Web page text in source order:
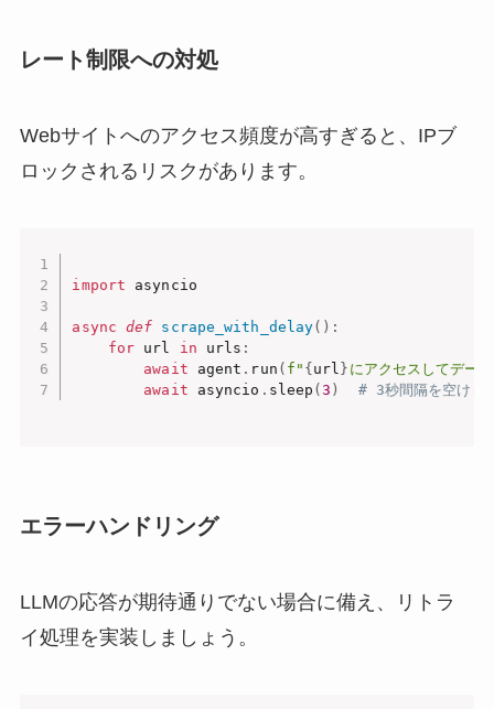
レート制限への対処
Webサイトへのアクセス頻度が高すぎると、IPブ
ロックされるリスクがあります。
import asyncio
async def scrape_with_delay( ) :
for url in urls :
await agent . run ( f" { url } にアクセスしてデー
await asyncio . sleep (3 ) # 3秒間隔を空ける
エラーハンドリング
LLMの応答が期待通りでない場合に備え、リトラ
イ処理を実装しましょう。